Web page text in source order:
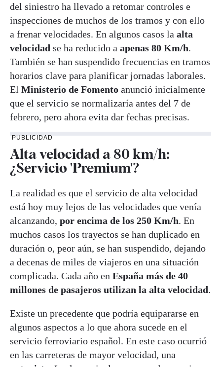
del siniestro ha llevado a retomar controles e
inspecciones de muchos de los tramos y con ello
a frenar velocidades. En algunos casos la alta
velocidad se ha reducido a apenas 80 Km/h.
También se han suspendido frecuencias en tramos
horarios clave para planificar jornadas laborales.
El Ministerio de Fomento anunció inicialmente
que el servicio se normalizaría antes del 7 de
febrero, pero ahora evita dar fechas precisas.
PUBLICIDAD
Alta velocidad a 80 km/h:
¿Servicio 'Premium'?
La realidad es que el servicio de alta velocidad
está hoy muy lejos de las velocidades que venía
alcanzando, por encima de los 250 Km/h. En
muchos casos los trayectos se han duplicado en
duración o, peor aún, se han suspendido, dejando
a decenas de miles de viajeros en una situación
complicada. Cada año en España más de 40
millones de pasajeros utilizan la alta velocidad.
Existe un precedente que podría equipararse en
algunos aspectos a lo que ahora sucede en el
servicio ferroviario español. En este caso ocurrió
en las carreteras de mayor velocidad, una